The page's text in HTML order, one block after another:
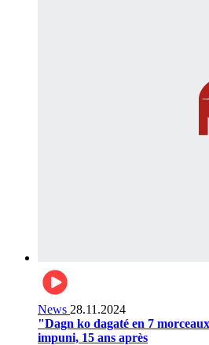
News 28.11.2024
"Dagn ko dagaté en 7
impuni, 15 ans après